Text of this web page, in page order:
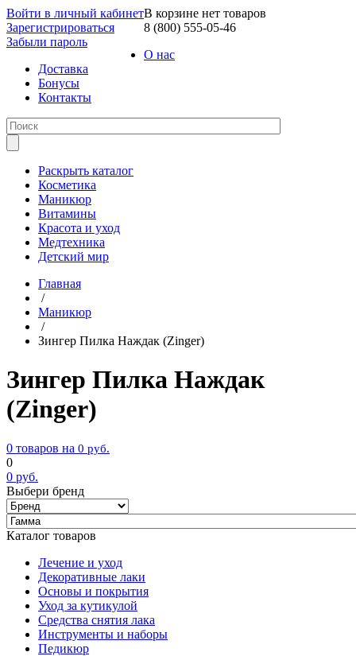
Войти в личный кабинет
Зарегистрироваться
Забыли пароль
В корзине нет товаров
8 (800) 555-05-46
О нас
Доставка
Бонусы
Контакты
Раскрыть каталог
Косметика
Маникюр
Витамины
Красота и уход
Медтехника
Детский мир
Главная
/
Маникюр
/
Зингер Пилка Наждак (Zinger)
Зингер Пилка Наждак
(Zinger)
0 товаров на 0 руб.
0
0 руб.
Выбери бренд
Каталог товаров
Лечение и уход
Декоративные лаки
Основы и покрытия
Уход за кутикулой
Средства снятия лака
Инструменты и наборы
Педикюр